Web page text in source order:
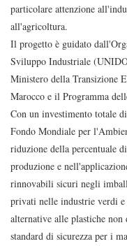
particolare attenzione
all'agricoltura.
Il progetto è guidato
Sviluppo Industriale
Ministero della Transizione
Marocco e il Programma
Con un investimento totale
Fondo Mondiale per
riduzione della percentuale
produzione e
rinnovabili sicuri negli
privati ​​nelle industrie verdi
alternative alle plastiche
standard di sicurezza per i